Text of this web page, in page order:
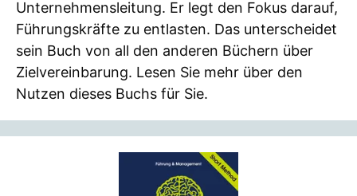
Unternehmensleitung. Er legt den Fokus darauf,
Führungskräfte zu entlasten. Das unterscheidet
sein Buch von all den anderen Büchern über
Zielvereinbarung. Lesen Sie mehr über den
Nutzen dieses Buchs für Sie.